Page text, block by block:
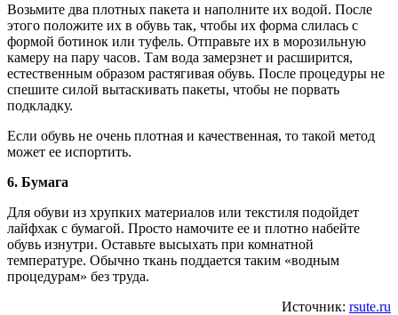
Возьмите два плотных пакета и наполните их водой. После
этого положите их в обувь так, чтобы их форма слилась с
формой ботинок или туфель. Отправьте их в морозильную
камеру на пару часов. Там вода замерзнет и расширится,
естественным образом растягивая обувь. После процедуры не
спешите силой вытаскивать пакеты, чтобы не порвать
подкладку.
Если обувь не очень плотная и качественная, то такой метод
может ее испортить.
6. Бумага
Для обуви из хрупких материалов или текстиля подойдет
лайфхак с бумагой. Просто намочите ее и плотно набейте
обувь изнутри. Оставьте высыхать при комнатной
температуре. Обычно ткань поддается таким «водным
процедурам» без труда.
Источник: rsute.ru